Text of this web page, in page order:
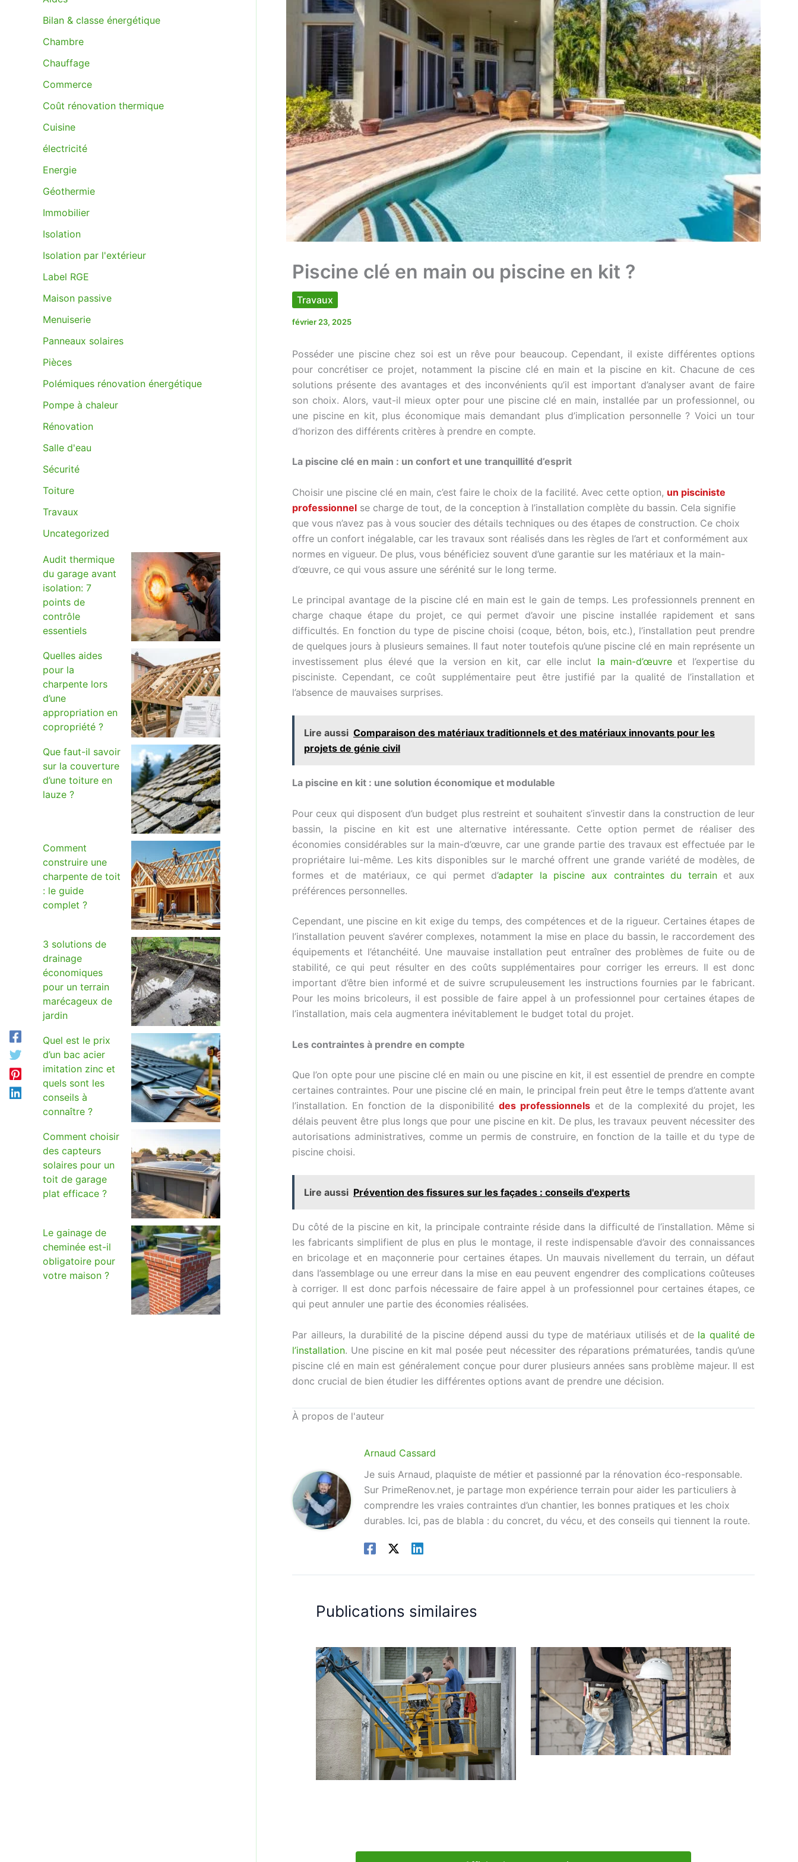
Bilan & classe énergétique
Chambre
Chauffage
Commerce
Coût rénovation thermique
Cuisine
électricité
Energie
Géothermie
Immobilier
Isolation
Isolation par l'extérieur
Label RGE
Maison passive
Menuiserie
Panneaux solaires
Pièces
Polémiques rénovation énergétique
Pompe à chaleur
Rénovation
Salle d'eau
Sécurité
Toiture
Travaux
Uncategorized
Audit thermique
du garage avant
isolation: 7
points de
contrôle
essentiels
Quelles aides
pour la
charpente lors
d’une
appropriation en
copropriété ?
Que faut-il savoir
sur la couverture
d’une toiture en
lauze ?
Comment
construire une
charpente de toit
: le guide
complet ?
3 solutions de
drainage
économiques
pour un terrain
marécageux de
jardin
Quel est le prix
d’un bac acier
imitation zinc et
quels sont les
conseils à
connaître ?
Comment choisir
des capteurs
solaires pour un
toit de garage
plat efficace ?
Le gainage de
cheminée est-il
obligatoire pour
votre maison ?
Piscine clé en main ou piscine en kit ?
Travaux
février 23, 2025
Posséder une piscine chez soi est un rêve pour beaucoup. Cependant, il existe différentes options
pour concrétiser ce projet, notamment la piscine clé en main et la piscine en kit. Chacune de ces
solutions présente des avantages et des inconvénients qu’il est important d’analyser avant de faire
son choix. Alors, vaut-il mieux opter pour une piscine clé en main, installée par un professionnel, ou
une piscine en kit, plus économique mais demandant plus d’implication personnelle ? Voici un tour
d’horizon des différents critères à prendre en compte.
La piscine clé en main : un confort et une tranquillité d’esprit
Choisir une piscine clé en main, c’est faire le choix de la facilité. Avec cette option, un pisciniste
professionnel se charge de tout, de la conception à l’installation complète du bassin. Cela signifie
que vous n’avez pas à vous soucier des détails techniques ou des étapes de construction. Ce choix
offre un confort inégalable, car les travaux sont réalisés dans les règles de l’art et conformément aux
normes en vigueur. De plus, vous bénéficiez souvent d’une garantie sur les matériaux et la main-
d’œuvre, ce qui vous assure une sérénité sur le long terme.
Le principal avantage de la piscine clé en main est le gain de temps. Les professionnels prennent en
charge chaque étape du projet, ce qui permet d’avoir une piscine installée rapidement et sans
difficultés. En fonction du type de piscine choisi (coque, béton, bois, etc.), l’installation peut prendre
de quelques jours à plusieurs semaines. Il faut noter toutefois qu’une piscine clé en main représente un
investissement plus élevé que la version en kit, car elle inclut la main-d’œuvre et l’expertise du
pisciniste. Cependant, ce coût supplémentaire peut être justifié par la qualité de l’installation et
l’absence de mauvaises surprises.
Lire aussi Comparaison des matériaux traditionnels et des matériaux innovants pour les
projets de génie civil
La piscine en kit : une solution économique et modulable
Pour ceux qui disposent d’un budget plus restreint et souhaitent s’investir dans la construction de leur
bassin, la piscine en kit est une alternative intéressante. Cette option permet de réaliser des
économies considérables sur la main-d’œuvre, car une grande partie des travaux est effectuée par le
propriétaire lui-même. Les kits disponibles sur le marché offrent une grande variété de modèles, de
formes et de matériaux, ce qui permet d’adapter la piscine aux contraintes du terrainet aux
préférences personnelles.
Cependant, une piscine en kit exige du temps, des compétences et de la rigueur. Certaines étapes de
l’installation peuvent s’avérer complexes, notamment la mise en place du bassin, le raccordement des
équipements et l’étanchéité. Une mauvaise installation peut entraîner des problèmes de fuite ou de
stabilité, ce qui peut résulter en des coûts supplémentaires pour corriger les erreurs. Il est donc
important d’être bien informé et de suivre scrupuleusement les instructions fournies par le fabricant.
Pour les moins bricoleurs, il est possible de faire appel à un professionnel pour certaines étapes de
l’installation, mais cela augmentera inévitablement le budget total du projet.
Les contraintes à prendre en compte
Que l’on opte pour une piscine clé en main ou une piscine en kit, il est essentiel de prendre en compte
certaines contraintes. Pour une piscine clé en main, le principal frein peut être le temps d’attente avant
l’installation. En fonction de la disponibilité des professionnels et de la complexité du projet, les
délais peuvent être plus longs que pour une piscine en kit. De plus, les travaux peuvent nécessiter des
autorisations administratives, comme un permis de construire, en fonction de la taille et du type de
piscine choisi.
Lire aussi Prévention des fissures sur les façades : conseils d'experts
Du côté de la piscine en kit, la principale contrainte réside dans la difficulté de l’installation. Même si
les fabricants simplifient de plus en plus le montage, il reste indispensable d’avoir des connaissances
en bricolage et en maçonnerie pour certaines étapes. Un mauvais nivellement du terrain, un défaut
dans l’assemblage ou une erreur dans la mise en eau peuvent engendrer des complications coûteuses
à corriger. Il est donc parfois nécessaire de faire appel à un professionnel pour certaines étapes, ce
qui peut annuler une partie des économies réalisées.
Par ailleurs, la durabilité de la piscine dépend aussi du type de matériaux utilisés et de la qualité de
l’installation. Une piscine en kit mal posée peut nécessiter des réparations prématurées, tandis qu’une
piscine clé en main est généralement conçue pour durer plusieurs années sans problème majeur. Il est
donc crucial de bien étudier les différentes options avant de prendre une décision.
À propos de l'auteur
Arnaud Cassard
Je suis Arnaud, plaquiste de métier et passionné par la rénovation éco-responsable.
Sur PrimeRenov.net, je partage mon expérience terrain pour aider les particuliers à
comprendre les vraies contraintes d’un chantier, les bonnes pratiques et les choix
durables. Ici, pas de blabla : du concret, du vécu, et des conseils qui tiennent la route.
Publications similaires